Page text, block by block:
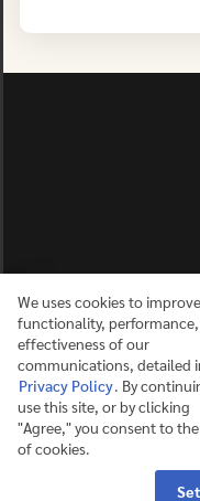
ปญฺญาย ปริสุ
©2025 MAHIDOL
We uses cookies to
functionality,
effectiveness of our
communications, detailed
Privacy Policy. By
use this site, or by clicking
"Agree," you consent to
of cookies.
Contact